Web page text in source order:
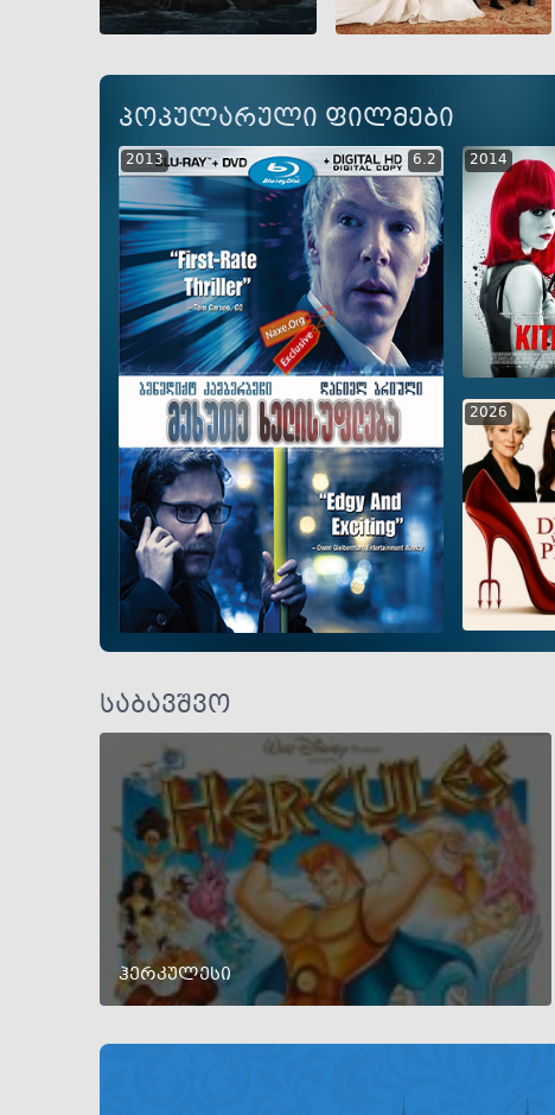
GEO ENG RUS GEO ENG RUS
პოპულარული ფილმები
2013 6.2
GEO ENG RUS
2014
GEO ENG
2026
GEO ENG
საბავშვო
ჰერკულესი